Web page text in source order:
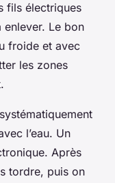
fils électriques
enlever. Le bon
froide et avec
les zones
l’eau. Un
Après
tordre, puis on